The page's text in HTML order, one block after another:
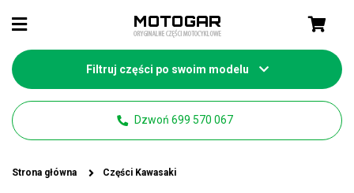
Filtruj części po swoim modelu
Dzwoń 699 570 067
Strona główna Części Kawasaki